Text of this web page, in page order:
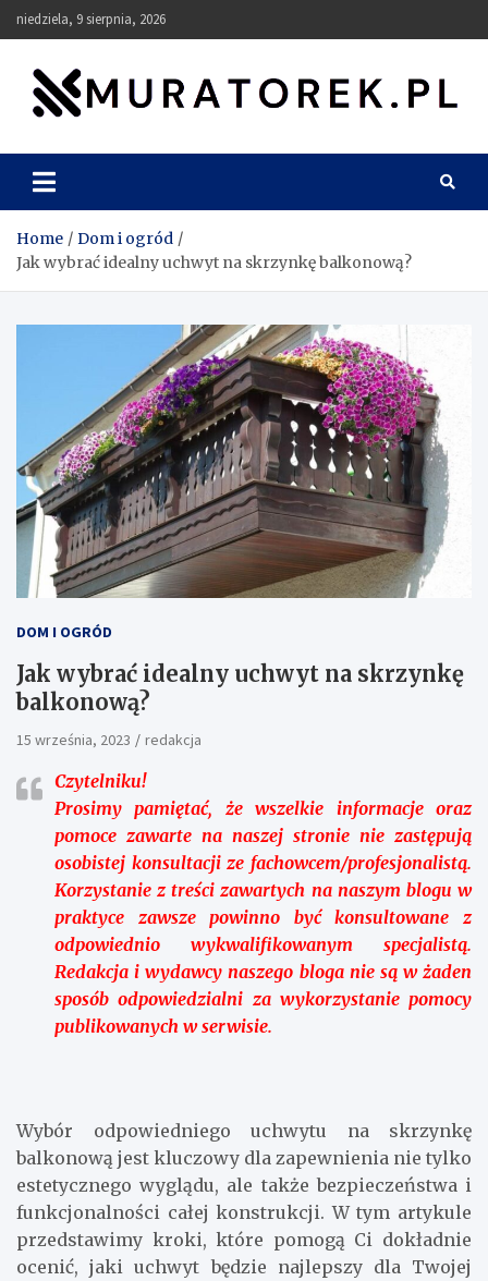
Skip
to
niedziela, 9 sierpnia, 2026
muratorek.pl
Home
Dom i ogród
Jak wybrać idealny uchwyt na skrzynkę balkonową?
DOM I OGRÓD
Jak wybrać idealny uchwyt na skrzynkę
balkonową?
15 września, 2023 redakcja
Czytelniku!
Prosimy pamiętać, że wszelkie informacje oraz
pomoce zawarte na naszej stronie nie zastępują
osobistej konsultacji ze fachowcem/profesjonalistą.
Korzystanie z treści zawartych na naszym blogu w
praktyce zawsze powinno być konsultowane z
odpowiednio wykwalifikowanym specjalistą.
Redakcja i wydawcy naszego bloga nie są w żaden
sposób odpowiedzialni za wykorzystanie pomocy
publikowanych w serwisie.
Wybór odpowiedniego uchwytu na skrzynkę
balkonową jest kluczowy dla zapewnienia nie tylko
estetycznego wyglądu, ale także bezpieczeństwa i
funkcjonalności całej konstrukcji. W tym artykule
przedstawimy kroki, które pomogą Ci dokładnie
ocenić, jaki uchwyt będzie najlepszy dla Twojej